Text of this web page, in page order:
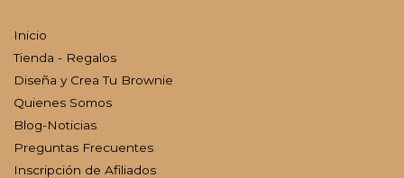
Inicio
Tienda - Regalos
Diseña y Crea Tu Brownie
Quienes Somos
Blog-Noticias
Preguntas Frecuentes
Inscripción de Afiliados